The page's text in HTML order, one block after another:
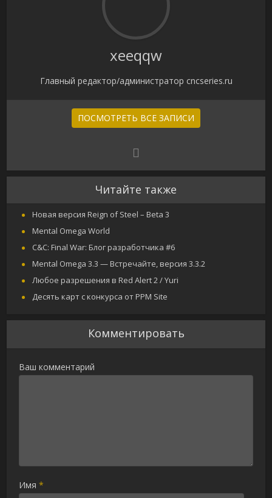
xeeqqw
Главный редактор/администратор cncseries.ru
ПОСМОТРЕТЬ ВСЕ ЗАПИСИ
Читайте также
Новая версия Reign of Steel – Beta 3
Mental Omega World
C&C: Final War: Блог разработчика #6
Mental Omega 3.3 — Встречайте, версия 3.3.2
Любое разрешения в Red Alert 2 / Yuri
Десять карт с конкурса от PPM Site
Комментировать
Ваш комментарий
Имя*